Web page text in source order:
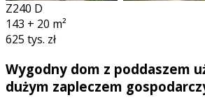
Z240 D
143 + 20 m²
625 tys. zł
Wygodny dom z poddaszem
dużym zapleczem